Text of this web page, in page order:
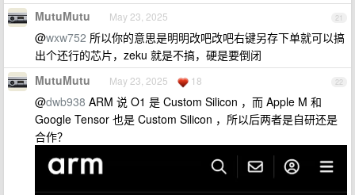
21
MutuMutu May 23, 2025
@wxw752 所以你的意思是明明改吧改吧右键另存下单就可以搞
出个还行的芯片，zeku 就是不搞，硬是要倒闭
22
MutuMutu May 23, 2025 18
@dwb938 ARM 说 O1 是 Custom Silicon ，而 Apple M 和
Google Tensor 也是 Custom Silicon ，所以后两者是自研还是
合作？